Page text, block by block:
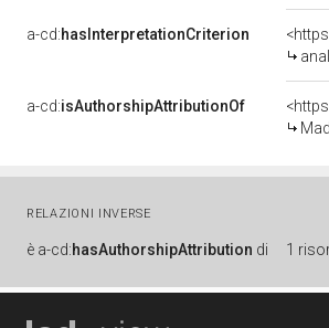
a-cd:hasInterpretationCriterion
a-cd:isAuthorshipAttributionOf
RELAZIONI INVERSE
è a-cd:hasAuthorshipAttribution di 1